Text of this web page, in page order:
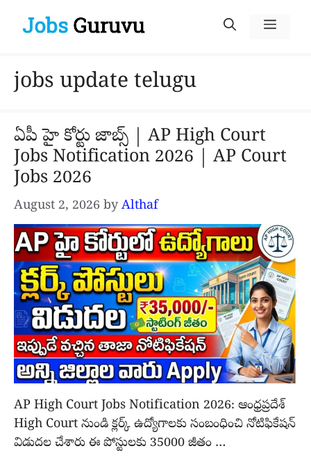
Menu
jobs update telugu
ఏపీ హై కోర్టు జాబ్స్ | AP High Court
Jobs Notification 2026 | AP Court
Jobs 2026
August 2, 2026 by Althaf
AP High Court Jobs Notification 2026: ఆంధ్రప్రదేశ్
High Court నుండి క్లర్క్ ఉద్యోగాలకు సంబంధించి నోటిఫికేషన్
విడుదల చేశారు ఈ పోస్టులకు 35000 జీతం …